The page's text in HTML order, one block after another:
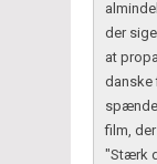
der
at
danske
film,
"Stærk